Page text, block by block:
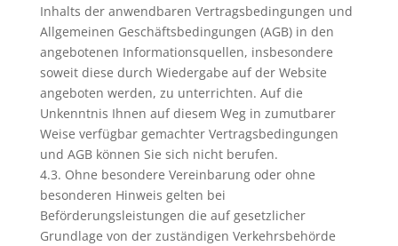
Inhalts der anwendbaren Vertragsbedingungen und
Allgemeinen Geschäftsbedingungen (AGB) in den
angebotenen Informationsquellen, insbesondere
soweit diese durch Wiedergabe auf der Website
angeboten werden, zu unterrichten. Auf die
Unkenntnis Ihnen auf diesem Weg in zumutbarer
Weise verfügbar gemachter Vertragsbedingungen
und AGB können Sie sich nicht berufen.
4.3. Ohne besondere Vereinbarung oder ohne
besonderen Hinweis gelten bei
Beförderungsleistungen die auf gesetzlicher
Grundlage von der zuständigen Verkehrsbehörde